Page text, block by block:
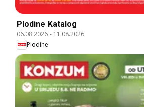
Plodine Katalog
06.08.2026- 11.08.2026
Plodine